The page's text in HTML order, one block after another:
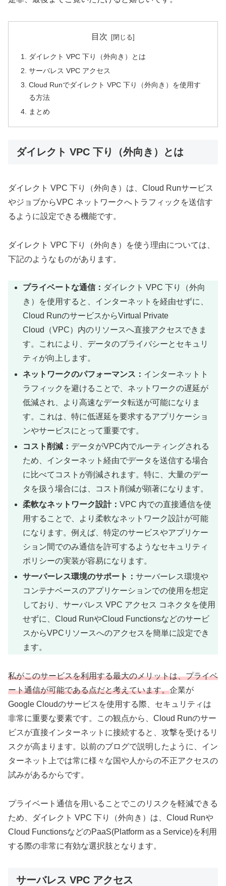
目次
ダイレクト VPC 下り（外向き）とは
サーバレス VPC アクセス
Cloud Runでダイレクト VPC 下り（外向き）を使用す
る方法
まとめ
ダイレクト VPC 下り（外向き）とは
ダイレクト VPC 下り（外向き）は、Cloud Runサービス
やジョブからVPC ネットワークへトラフィックを送信す
るように設定できる機能です。
ダイレクト VPC 下り（外向き）を使う理由については、
下記のようなものがあります。
プライベートな通信： ダイレクト VPC 下り（外向
き）を使用すると、インターネットを経由せずに、
Cloud RunのサービスからVirtual Private
Cloud（VPC）内のリソースへ直接アクセスできま
す。これにより、データのプライバシーとセキュリ
ティが向上します。
ネットワークのパフォーマンス： インターネットト
ラフィックを避けることで、ネットワークの遅延が
低減され、より高速なデータ転送が可能になりま
す。これは、特に低遅延を要求するアプリケーショ
ンやサービスにとって重要です。
コスト削減： データがVPC内でルーティングされる
ため、インターネット経由でデータを送信する場合
に比べてコストが削減されます。特に、大量のデー
タを扱う場合には、コスト削減が顕著になります。
柔軟なネットワーク設計：VPC 内での直接通信を使
用することで、より柔軟なネットワーク設計が可能
になります。例えば、特定のサービスやアプリケー
ション間でのみ通信を許可するようなセキュリティ
ポリシーの実装が容易になります。
サーバーレス環境のサポート：サーバーレス環境や
コンテナベースのアプリケーションでの使用を想定
しており、サーバレス VPC アクセス コネクタを使用
せずに、Cloud RunやCloud Functionsなどのサービ
スからVPCリソースへのアクセスを簡単に設定でき
ます。
私がこのサービスを利用する最大のメリットは、プライベ
ート通信が可能である点だと考えています。企業が
Google Cloudのサービスを使用する際、セキュリティは
非常に重要な要素です。この観点から、Cloud Runのサー
ビスが直接インターネットに接続すると、攻撃を受けるリ
スクが高まります。以前のブログで説明したように、イン
ターネット上では常に様々な国や人からの不正アクセスの
試みがあるからです。
プライベート通信を用いることでこのリスクを軽減できる
ため、ダイレクト VPC 下り（外向き）は、Cloud Runや
Cloud FunctionsなどのPaaS(Platform as a Service)を利用
する際の非常に有効な選択肢となります。
サーバレス VPC アクセス